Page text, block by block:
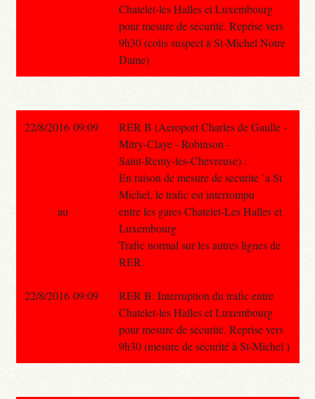
Chatelet-les Halles et Luxembourg
pour mesure de sécurité. Reprise vers
9h30 (colis suspect à St-Michel Notre
Dame)
22/8/2016 09:09
RER B (Aeroport Charles de Gaulle -
Mitry-Claye - Robinson -
Saint-Remy-les-Chevreuse) :
En raison de mesure de securite `a St
Michel, le trafic est interrompu
entre les gares Chatelet-Les Halles et
Luxembourg.
Trafic normal sur les autres lignes de
RER.
RER B: Interruption du trafic entre
Chatelet-les Halles et Luxembourg
pour mesure de sécurité. Reprise vers
9h30 (mesure de sécurité à St-Michel )
au
22/8/2016 09:09